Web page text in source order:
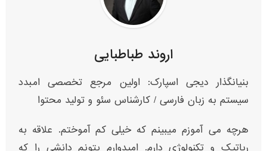
اروند طباطبایی
بنیانگذار دیجی اسپارک: اولین مرجع تخصصی امبدد
سیستم به زبان فارسی / کارشناس سئو و تولید محتوا
هرچه می آموزم میبینم که خیلی کم آموختم. علاقه به
رباتیک و تکنولوژی دارم. امیدوارم بتونم دانشی را که